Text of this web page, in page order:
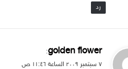
رد
يgolden flower
:
۷ سبتمبر ۲۰۰۹ الساعة ۱۱:٤٦ ص